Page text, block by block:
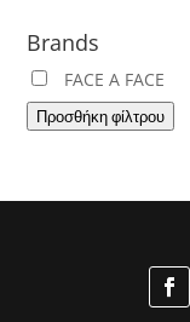
Brands
FACE A FACE
Προσθήκη φίλτρου